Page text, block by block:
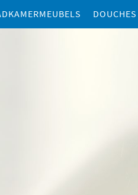
DOUCHES